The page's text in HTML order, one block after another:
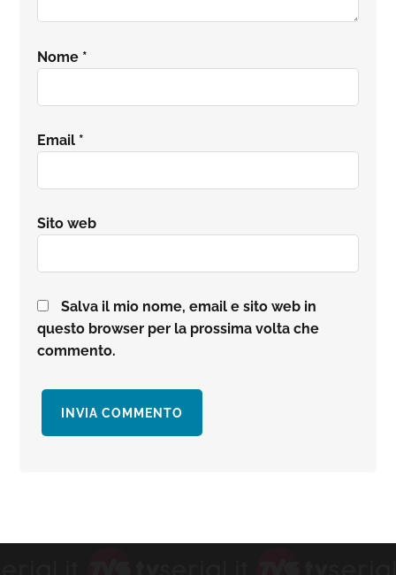
Nome *
Email *
Sito web
Salva il mio nome, email e sito web in
questo browser per la prossima volta che
commento.